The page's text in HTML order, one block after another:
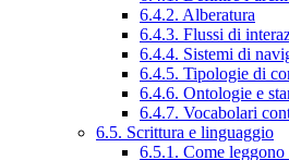
6.4.2. Alberatura
6.4.3. Flussi di
6.4.4. Sistemi di
6.4.5. Tipologie di
6.4.6. Ontologie e
6.4.7. Vocabolari
6.5. Scrittura e linguaggio
6.5.1. Come